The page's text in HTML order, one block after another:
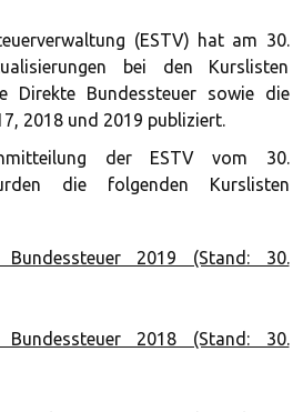
(ESTV) hat am 30.
bei den Kurslisten
Direkte Bundessteuer sowie die
2018 und 2019 publiziert.
der ESTV vom 30.
die folgenden Kurslisten
Bundessteuer 2019 (Stand: 30.
Bundessteuer 2018 (Stand: 30.